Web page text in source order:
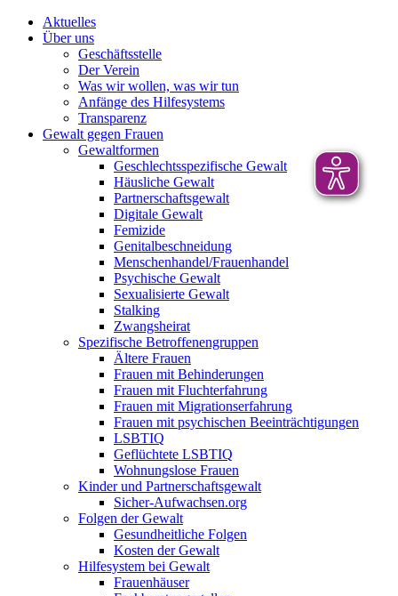
Aktuelles
Über uns
Geschäftsstelle
Der Verein
Was wir wollen, was wir tun
Anfänge des Hilfesystems
Transparenz
Gewalt gegen Frauen
Gewaltformen
Geschlechtsspezifische Gewalt
Häusliche Gewalt
Partnerschaftsgewalt
Digitale Gewalt
Femizide
Genitalbeschneidung
Menschenhandel/Frauenhandel
Psychische Gewalt
Sexualisierte Gewalt
Stalking
Zwangsheirat
Spezifische Betroffenengruppen
Ältere Frauen
Frauen mit Behinderungen
Frauen mit Fluchterfahrung
Frauen mit Migrationserfahrung
Frauen mit psychischen Beeinträchtigungen
LSBTIQ
Geflüchtete LSBTIQ
Wohnungslose Frauen
Kinder und Partnerschaftsgewalt
Sicher-Aufwachsen.org
Folgen der Gewalt
Gesundheitliche Folgen
Kosten der Gewalt
Hilfesystem bei Gewalt
Frauenhäuser